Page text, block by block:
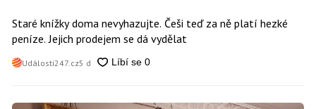
Staré knížky doma nevyhazujte. Češi teď za ně platí hezké
peníze. Jejich prodejem se dá vydělat
Události247.cz5 d